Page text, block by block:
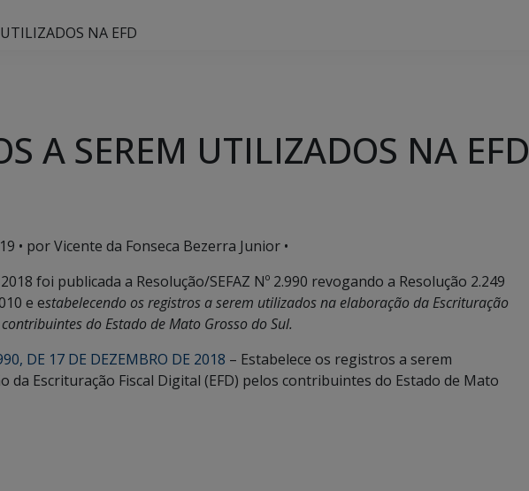
NA EFD
A SEREM UTILIZADOS NA EFD
• por Vicente da Fonseca Bezerra Junior •
foi publicada a Resolução/SEFAZ Nº 2.990 revogando a Resolução 2.249
e estabelecendo os registros a serem utilizados na elaboração da Escrituração
do Estado de Mato Grosso do Sul.
DE 17 DE DEZEMBRO DE 2018 – Estabelece os registros a serem
da Escrituração Fiscal Digital (EFD) pelos contribuintes do Estado de Mato